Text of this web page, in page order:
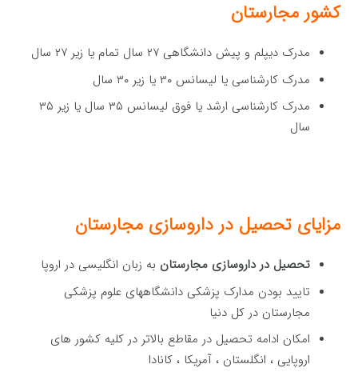
کشور مجارستان
مدرک دیپلم و پیش دانشگاهی ۲۷ سال تمام یا زیر ۲۷ سال
مدرک کارشناسی یا لیسانس ۳۰ یا زیر ۳۰ سال
مدرک کارشناسی ارشد یا فوق لیسانس ۳۵ سال یا زیر ۳۵
سال
مزایای تحصیل در داروسازی مجارستان
تحصیل در داروسازی مجارستان به زبان انگلیسی در اروپا
تایید بودن مدارک پزشکی دانشگاههای علوم پزشکی
مجارستان در کل دنیا
امکان ادامه تحصیل در مقاطع بالاتر در کلیه کشور های
اروپایی ، انگلستان ، آمریکا ، کانادا